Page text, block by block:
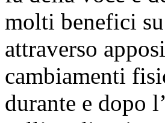
molti benefici
attraverso
cambiamenti
durante e dopo